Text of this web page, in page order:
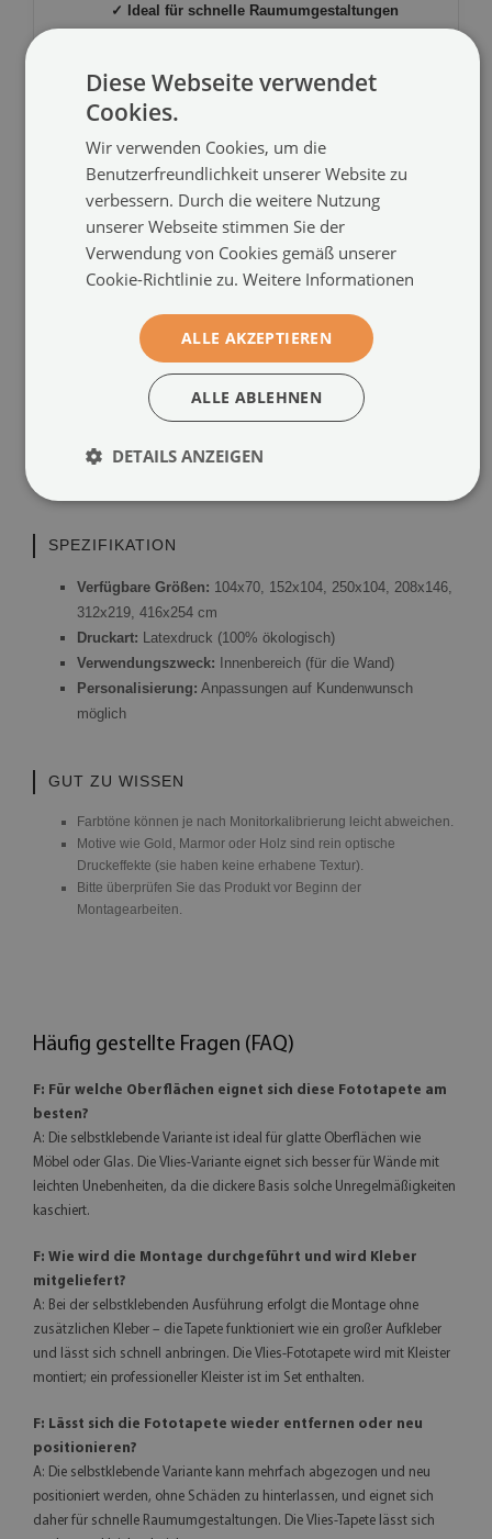
✓ Ideal für schnelle Raumumgestaltungen
Hochauflösender Druck
Vollflächiger Druck (von Rand zu Rand)
Hochwertiges, sicheres Material
UV-Beständigkeit (langlebige Farben)
Sichere Lieferung und einfache Montage
SPEZIFIKATION
Verfügbare Größen: 104x70, 152x104, 250x104, 208x146,
312x219, 416x254 cm
Druckart: Latexdruck (100% ökologisch)
Verwendungszweck: Innenbereich (für die Wand)
Personalisierung: Anpassungen auf Kundenwunsch
möglich
GUT ZU WISSEN
Farbtöne können je nach Monitorkalibrierung leicht abweichen.
Motive wie Gold, Marmor oder Holz sind rein optische
Druckeffekte (sie haben keine erhabene Textur).
Bitte überprüfen Sie das Produkt vor Beginn der
Montagearbeiten.
Häufig gestellte Fragen (FAQ)
F: Für welche Oberflächen eignet sich diese Fototapete am
besten?
A: Die selbstklebende Variante ist ideal für glatte Oberflächen wie
Möbel oder Glas. Die Vlies-Variante eignet sich besser für Wände mit
leichten Unebenheiten, da die dickere Basis solche Unregelmäßigkeiten
kaschiert.
F: Wie wird die Montage durchgeführt und wird Kleber
mitgeliefert?
A: Bei der selbstklebenden Ausführung erfolgt die Montage ohne
zusätzlichen Kleber – die Tapete funktioniert wie ein großer Aufkleber
und lässt sich schnell anbringen. Die Vlies-Fototapete wird mit Kleister
montiert; ein professioneller Kleister ist im Set enthalten.
F: Lässt sich die Fototapete wieder entfernen oder neu
positionieren?
A: Die selbstklebende Variante kann mehrfach abgezogen und neu
positioniert werden, ohne Schäden zu hinterlassen, und eignet sich
daher für schnelle Raumumgestaltungen. Die Vlies-Tapete lässt sich
Diese Webseite verwendet
Cookies.
Wir verwenden Cookies, um die
Benutzerfreundlichkeit unserer Website zu
verbessern. Durch die weitere Nutzung
unserer Webseite stimmen Sie der
Verwendung von Cookies gemäß unserer
Cookie-Richtlinie zu. Weitere Informationen
ALLE AKZEPTIEREN
ALLE ABLEHNEN
DETAILS ANZEIGEN